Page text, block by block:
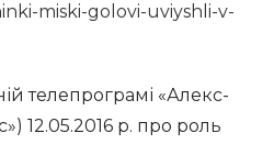
miski-golovi-uviyshli-v-
телепрограмі «Алекс-
12.05.2016 р. про роль